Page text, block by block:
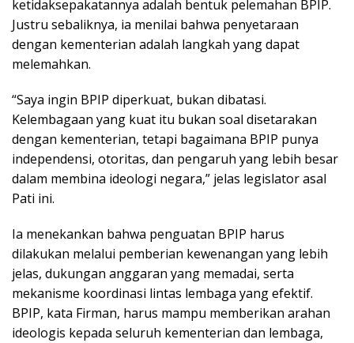
ketidaksepakatannya adalah bentuk pelemahan BPIP.
Justru sebaliknya, ia menilai bahwa penyetaraan
dengan kementerian adalah langkah yang dapat
melemahkan.
“Saya ingin BPIP diperkuat, bukan dibatasi.
Kelembagaan yang kuat itu bukan soal disetarakan
dengan kementerian, tetapi bagaimana BPIP punya
independensi, otoritas, dan pengaruh yang lebih besar
dalam membina ideologi negara,” jelas legislator asal
Pati ini.
Ia menekankan bahwa penguatan BPIP harus
dilakukan melalui pemberian kewenangan yang lebih
jelas, dukungan anggaran yang memadai, serta
mekanisme koordinasi lintas lembaga yang efektif.
BPIP, kata Firman, harus mampu memberikan arahan
ideologis kepada seluruh kementerian dan lembaga,